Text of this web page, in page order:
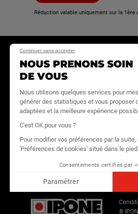
Continuer sans accepter
NOUS PRENONS SOIN
DE VOUS
Nous utilisons quelques services pour
générer des statistiques et vous proposer
adaptées et la meilleure expérience
C'est OK pour vous ?
Pour modifier vos préférences par la
'Préférences de cookies' situé dans le pied
Consentements certifiés par
Paramétrer
Axeptio consent
Plateforme de Gestion du
Réduction valable uniquement sur la
E-SHOP
Huiles moteur
Maintenance
Entretien
Echanges &
Store locator
On recrute
®